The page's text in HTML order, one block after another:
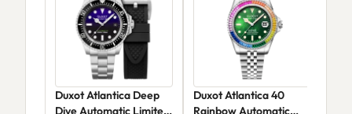
Duxot Atlantica Deep
Dive Automatic Limited
Duxot Atlantica 40
Rainbow Automatic